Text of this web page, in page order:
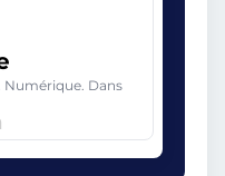
Dans